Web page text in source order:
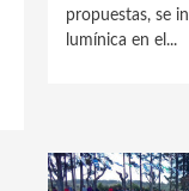
propuestas, se
lumínica en el...